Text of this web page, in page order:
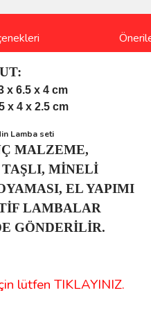
x 6.5 x 4 cm
x 4 x 2.5 cm
Lamba seti
MALZEME,
MİNELİ
EL YAPIMI
LAMBALAR
GÖNDERİLİR.
lütfen TIKLAYINIZ.